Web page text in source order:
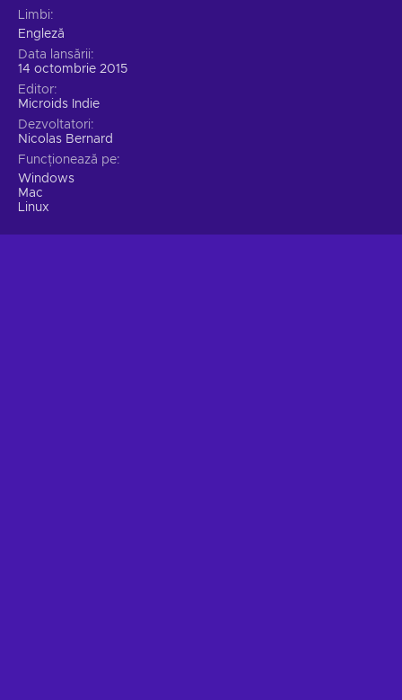
Limbi
Engleză
Data lansării
14 octombrie 2015
Editor
Microids Indie
Dezvoltatori
Nicolas Bernard
Funcționează pe
Windows
Mac
Linux